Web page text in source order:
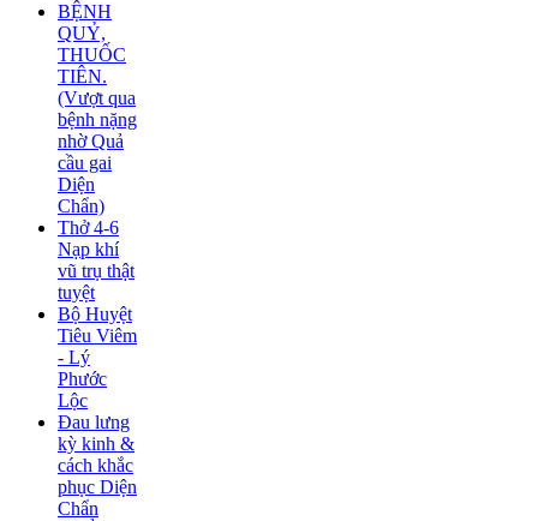
BỆNH
QUỶ,
THUỐC
TIÊN.
(Vượt qua
bệnh nặng
nhờ Quả
cầu gai
Diện
Chẩn)
Thở 4-6
Nạp khí
vũ trụ thật
tuyệt
Bộ Huyệt
Tiêu Viêm
- Lý
Phước
Lộc
Đau lưng
kỳ kinh &
cách khắc
phục Diện
Chẩn